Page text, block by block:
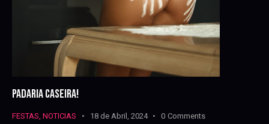
PADARIA CASEIRA!
FESTAS NOTICIAS 18 de Abril, 2024 0 Comments